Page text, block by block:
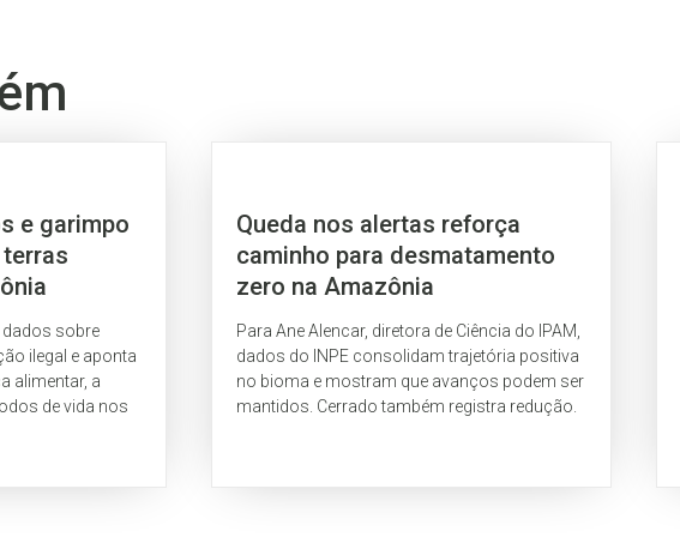
e garimpo
dados sobre
ilegal e aponta
alimentar, a
de vida nos
Queda nos alertas reforça
caminho para desmatamento
zero na Amazônia
Para Ane Alencar, diretora de Ciência do IPAM,
dados do INPE consolidam trajetória positiva
no bioma e mostram que avanços podem ser
mantidos. Cerrado também registra redução.